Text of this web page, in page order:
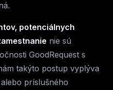
potenciálnych
nie sú
GoodRequest s
takýto postup vyplýva
príslušného